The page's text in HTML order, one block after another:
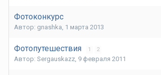
Фотоконкурс
Автор: gnashka, 1 марта 2013
Фотопутешествия 1 2
Автор: Sergauskazz, 9 февраля 2011